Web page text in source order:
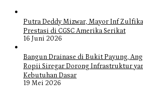
Putra Deddy Mizwar, Mayor Inf
Prestasi di CGSC Amerika Serikat
16 Juni 2026
Bangun Drainase di Bukit Payung,
Ropii Siregar Dorong Infrastruktur
Kebutuhan Dasar
19 Mei 2026